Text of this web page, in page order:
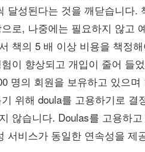
달성된다는 것을 깨닫습니다.
로, 나중에는 필요하지 않고
책의 5 배 이상 비용을 책정
이 향상되고 개입이 줄어 들
명의 회원을 보유하고 있으
위해 doula를 고용하기로
않습니다. Doulas를 고용하
서비스가 동일한 연속성을